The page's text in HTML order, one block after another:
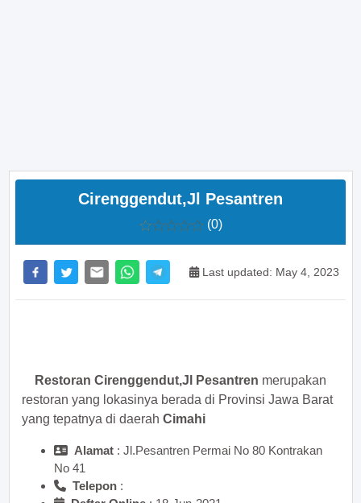
Cirenggendut,Jl Pesantren
(0)
Last updated: May 4, 2023
Restoran Cirenggendut,Jl Pesantren merupakan
restoran yang lokasinya berada di Provinsi Jawa Barat
yang tepatnya di daerah Cimahi
Alamat : Jl.Pesantren Permai No 80 Kontrakan
No 41
Telepon :